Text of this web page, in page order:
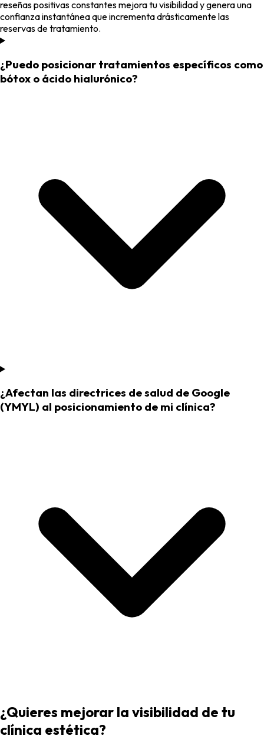
reseñas positivas constantes mejora tu visibilidad y genera una
confianza instantánea que incrementa drásticamente las
reservas de tratamiento.
¿Puedo posicionar tratamientos específicos como
bótox o ácido hialurónico?
¿Afectan las directrices de salud de Google
(YMYL) al posicionamiento de mi clínica?
¿Quieres mejorar la visibilidad de tu
clínica estética?